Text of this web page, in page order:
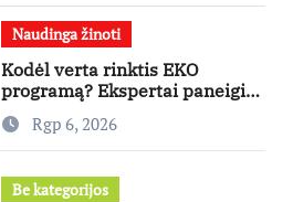
Naudinga žinoti
Kodėl verta rinktis EKO
programą? Ekspertai paneigia
dažniausius mitus
Rgp 6, 2026
Be kategorijos